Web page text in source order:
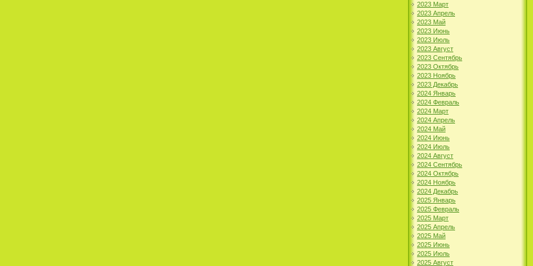
2023 Март
2023 Апрель
2023 Май
2023 Июнь
2023 Июль
2023 Август
2023 Сентябрь
2023 Октябрь
2023 Ноябрь
2023 Декабрь
2024 Январь
2024 Февраль
2024 Март
2024 Апрель
2024 Май
2024 Июнь
2024 Июль
2024 Август
2024 Сентябрь
2024 Октябрь
2024 Ноябрь
2024 Декабрь
2025 Январь
2025 Февраль
2025 Март
2025 Апрель
2025 Май
2025 Июнь
2025 Июль
2025 Август